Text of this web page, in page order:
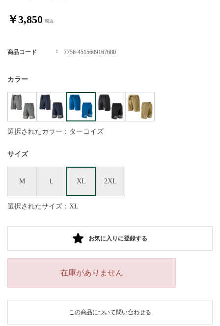
￥3,850
商品コード 7756-4515609167680
カラー
選択されたカラー：ターコイズ
サイズ
M Ｌ XL 2XL
選択されたサイズ：XL
お気に入りに登録する
在庫がありません
この商品について問い合わせる